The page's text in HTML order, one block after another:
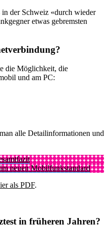
der Schweiz «durch wieder
etwas gebremsten
die Möglichkeit, die
und am PC:
alle Detailinformationen und
neuen Mobilfunkstandard
als PDF.
in früheren Jahren?